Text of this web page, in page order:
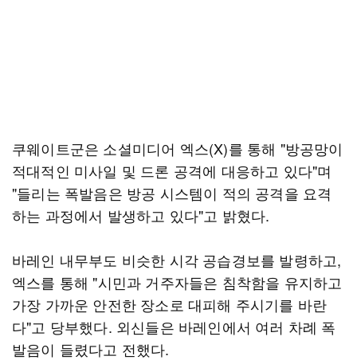
쿠웨이트군은 소셜미디어 엑스(X)를 통해 "방공망이
적대적인 미사일 및 드론 공격에 대응하고 있다"며
"들리는 폭발음은 방공 시스템이 적의 공격을 요격
하는 과정에서 발생하고 있다"고 밝혔다.
바레인 내무부도 비슷한 시각 공습경보를 발령하고,
엑스를 통해 "시민과 거주자들은 침착함을 유지하고
가장 가까운 안전한 장소로 대피해 주시기를 바란
다"고 당부했다. 외신들은 바레인에서 여러 차례 폭
발음이 들렸다고 전했다.